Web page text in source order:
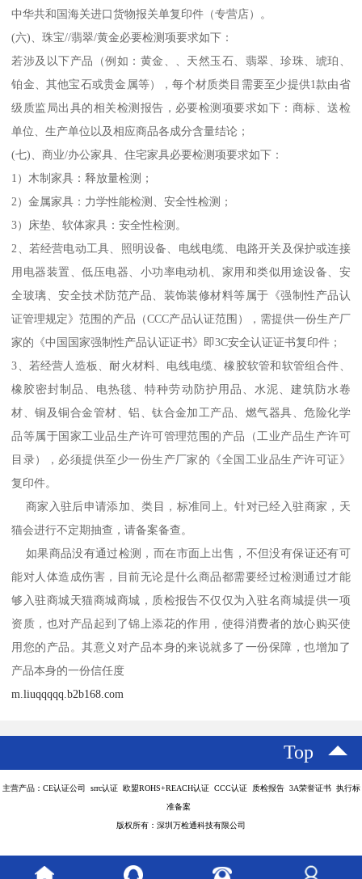
中华共和国海关进口货物报关单复印件（专营店）。
(六)、珠宝//翡翠/黄金必要检测项要求如下：
若涉及以下产品（例如：黄金、、天然玉石、翡翠、珍珠、琥珀、
铂金、其他宝石或贵金属等），每个材质类目需要至少提供1款由省
级质监局出具的相关检测报告，必要检测项要求如下：商标、送检
单位、生产单位以及相应商品各成分含量结论；
(七)、商业/办公家具、住宅家具必要检测项要求如下：
1）木制家具：释放量检测；
2）金属家具：力学性能检测、安全性检测；
3）床垫、软体家具：安全性检测。
2、若经营电动工具、照明设备、电线电缆、电路开关及保护或连接
用电器装置、低压电器、小功率电动机、家用和类似用途设备、安
全玻璃、安全技术防范产品、装饰装修材料等属于《强制性产品认
证管理规定》范围的产品（CCC产品认证范围），需提供一份生产厂
家的《中国国家强制性产品认证证书》即3C安全认证证书复印件；
3、若经营人造板、耐火材料、电线电缆、橡胶软管和软管组合件、
橡胶密封制品、电热毯、特种劳动防护用品、水泥、建筑防水卷
材、铜及铜合金管材、铝、钛合金加工产品、燃气器具、危险化学
品等属于国家工业品生产许可管理范围的产品（工业产品生产许可
目录），必须提供至少一份生产厂家的《全国工业品生产许可证》
复印件。
商家入驻后申请添加、类目，标准同上。针对已经入驻商家，天
猫会进行不定期抽查，请备案备查。
如果商品没有通过检测，而在市面上出售，不但没有保证还有可
能对人体造成伤害，目前无论是什么商品都需要经过检测通过才能
够入驻商城天猫商城商城，质检报告不仅仅为入驻名商城提供一项
资质，也对产品起到了锦上添花的作用，使得消费者的放心购买使
用您的产品。其意义对产品本身的来说就多了一份保障，也增加了
产品本身的一份信任度
m.liuqqqqq.b2b168.com
Top
主营产品：CE认证公司 srrc认证 欧盟ROHS+REACH认证 CCC认证 质检报告 3A荣誉证书 执行标
准备案
版权所有：深圳万检通科技有限公司